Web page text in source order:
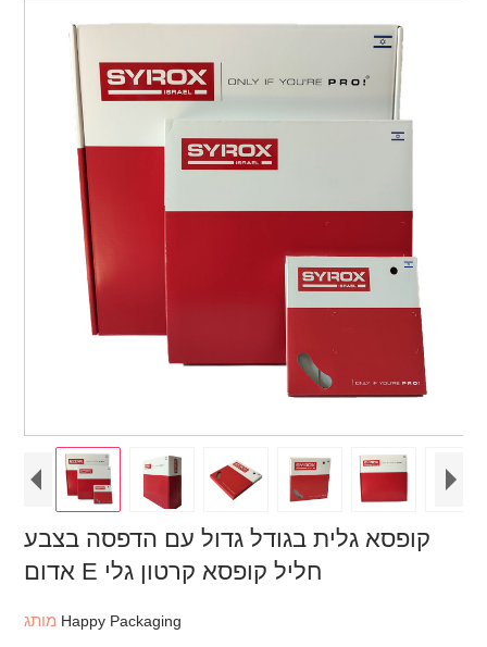
קופסא גלית בגודל גדול עם הדפסה בצבע
אדום E חליל קופסא קרטון גלי
Happy Packaging